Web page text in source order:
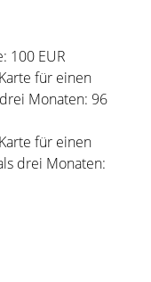
100 EUR
für einen
Monaten: 96
für einen
drei Monaten: